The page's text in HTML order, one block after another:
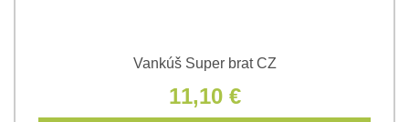
Vankúš Super brat CZ
11,10 €